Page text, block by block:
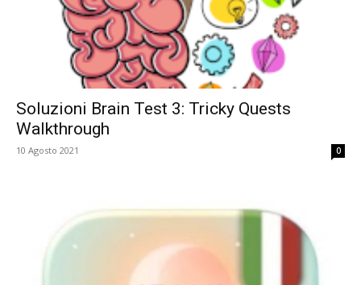
Soluzioni Brain Test 3: Tricky Quests
Walkthrough
10 Agosto 2021 0